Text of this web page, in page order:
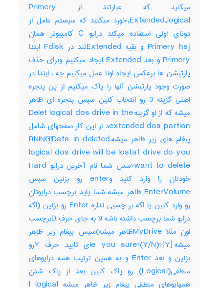
میکنید که عبارتند از Primery
,Extended,logicalخورد میکنید که سیستم عامل از
دوتای اولی استفاده میکند درایو C کامپیوتر همان
Primery hsj و بقیه Extendedتند در Fdisk ابتدا
Primery و بعد Extended ایجاد میکنیم وبرای حذف
پارتیشن ها برعکس ایجاد اونا عمل میکنیم جه : ابتدا در
صورت وجود پارتیشن آنها را پاک میکنیم از پن پنجره
اصلی گزینه 3 رو انتخاب کنین سپس پنجره ای ظاهر
میشه که از او گزینه:Delet logical dos drive in the
extended dos partionد از این کار صفحهای شامل
پیغام های زیر ظاهر میشه:RNING!Data in deleted
logical dos drive will be lostat drive do you
want to delete?سس شما نام آخرین درایو Hard
خودتان را وارد کنید وenter رو بزنین سپس
EnterVolume ظاهر میشه شما یاید برچسب درایوتان
رو وارد کنین یا اگه بر چسبی نداره Enter رو بزنین (اگه
درایو شما برچسب داشته باشه لا به جای حرف Dبرچسب
اون مثلا MyDriveظاهر میشه)سپس پیغام زیر ظاهر
میشه:e you sure?(Y/N)?[Y]ای تایید حرف Yرو
بزنین و بعد Enter و به همین ترتیب همه درایوهای
منطقی(Logical) رو پاک کنین بعد از پاک شدن
همهایوهای منطقی پیغام زیر ظاهر میشه l logical